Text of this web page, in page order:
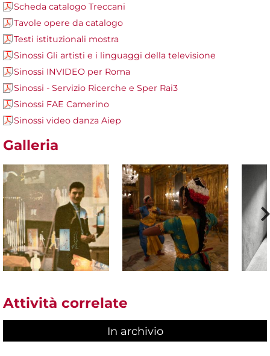
Scheda catalogo Treccani
Tavole opere da catalogo
Testi istituzionali mostra
Sinossi Gli artisti e i linguaggi della televisione
Sinossi INVIDEO per Roma
Sinossi - Servizio Ricerche e Sper Rai3
Sinossi FAE Camerino
Sinossi video danza Aiep
Galleria
Attività correlate
In archivio